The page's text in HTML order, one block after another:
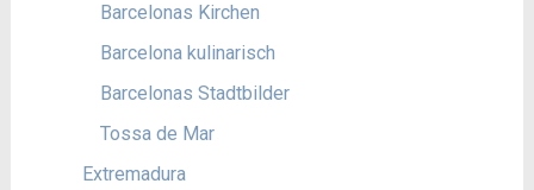
Barcelonas Kirchen
Barcelona kulinarisch
Barcelonas Stadtbilder
Tossa de Mar
Extremadura